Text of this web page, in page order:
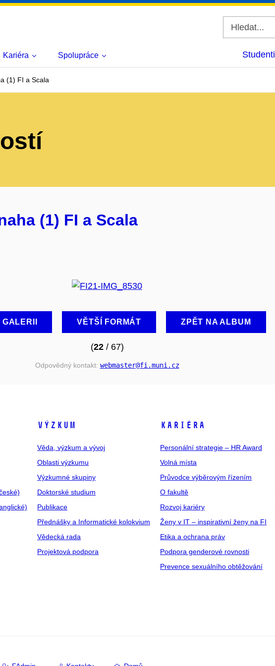
Kariéra Spolupráce Studenti
(1) FI a Scala
(1) FI a Scala
VĚTŠÍ FORMÁT ZPĚT NA ALBUM
(22/ 67)
Odpovědný kontakt: webmaster@fi .muni .cz
VÝZKUM
Věda, výzkum a vývoj
Oblasti výzkumu
Výzkumné skupiny
Doktorské studium
Publikace
Přednášky a Informatické kolokvium
Vědecká rada
Projektová podpora
KARIÉRA
Personální strategie – HR Award
Volná místa
Průvodce výběrovým řízením
O fakultě
Rozvoj kariéry
Ženy v IT – inspirativní ženy na FI
Etika a ochrana práv
Podpora genderové rovnosti
Prevence sexuálního obtěžování